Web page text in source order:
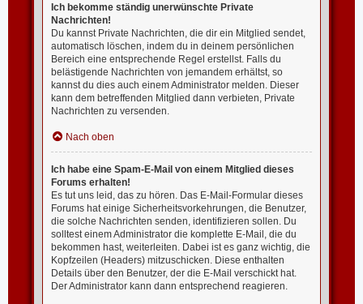
Ich bekomme ständig unerwünschte Private
Nachrichten!
Du kannst Private Nachrichten, die dir ein Mitglied sendet,
automatisch löschen, indem du in deinem persönlichen
Bereich eine entsprechende Regel erstellst. Falls du
belästigende Nachrichten von jemandem erhältst, so
kannst du dies auch einem Administrator melden. Dieser
kann dem betreffenden Mitglied dann verbieten, Private
Nachrichten zu versenden.
Nach oben
Ich habe eine Spam-E-Mail von einem Mitglied dieses
Forums erhalten!
Es tut uns leid, das zu hören. Das E-Mail-Formular dieses
Forums hat einige Sicherheitsvorkehrungen, die Benutzer,
die solche Nachrichten senden, identifizieren sollen. Du
solltest einem Administrator die komplette E-Mail, die du
bekommen hast, weiterleiten. Dabei ist es ganz wichtig, die
Kopfzeilen (Headers) mitzuschicken. Diese enthalten
Details über den Benutzer, der die E-Mail verschickt hat.
Der Administrator kann dann entsprechend reagieren.